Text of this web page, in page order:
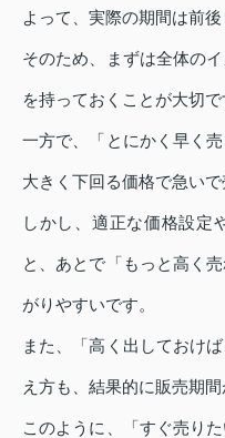
よって、実際の期間は前後
そのため、まずは全体の
を持っておくことが大切で
一方で、「とにかく早く
大きく下回る価格で急い
しかし、適正な価格設定
と、あとで「もっと高く
がりやすいです。
また、「高く出しておけ
え方も、結果的に販売期
このように、「すぐ売り